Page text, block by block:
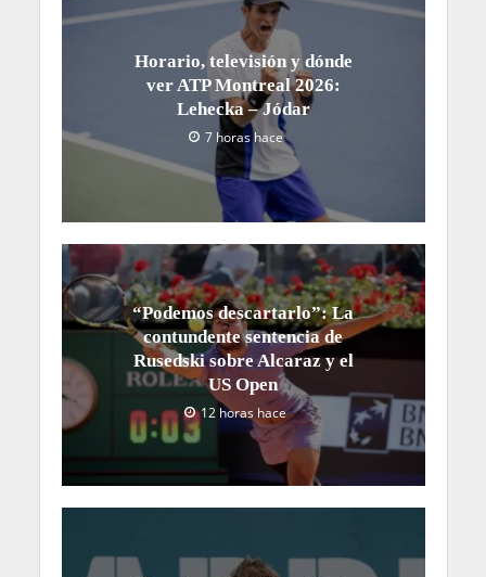
Horario, televisión y dónde
ver ATP Montreal 2026:
Lehecka – Jódar
7 horas hace
“Podemos descartarlo”: La
contundente sentencia de
Rusedski sobre Alcaraz y el
US Open
12 horas hace